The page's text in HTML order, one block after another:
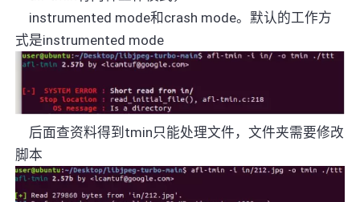
instrumented mode和 crash mode。默认的工作方
式是instrumented mode
后面查资料得到 tmin只能处理文件，文件夹需要修改
脚本